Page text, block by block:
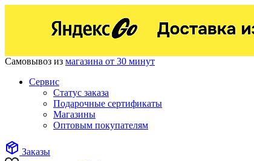
Самовывоз из магазина от 30 минут
Сервис
Статус заказа
Подарочные сертификаты
Магазины
Оптовым покупателям
Заказы